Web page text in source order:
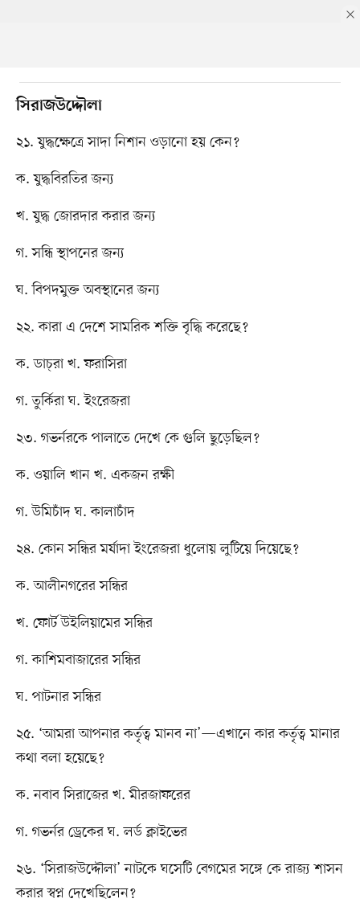
সিরাজউদ্দৌলা
২১. যুদ্ধক্ষেত্রে সাদা নিশান ওড়ানো হয় কেন?
ক. যুদ্ধবিরতির জন্য
খ. যুদ্ধ জোরদার করার জন্য
গ. সন্ধি স্থাপনের জন্য
ঘ. বিপদমুক্ত অবস্থানের জন্য
২২. কারা এ দেশে সামরিক শক্তি বৃদ্ধি করেছে?
ক. ডাচ্​রা খ. ফরাসিরা
গ. তুর্কিরা ঘ. ইংরেজরা
২৩. গভর্নরকে পালাতে দেখে কে গুলি ছুড়েছিল?
ক. ওয়ালি খান খ. একজন রক্ষী
গ. উমিচাঁদ ঘ. কালাচাঁদ
২৪. কোন সন্ধির মর্যাদা ইংরেজরা ধুলোয় লুটিয়ে দিয়েছে?
ক. আলীনগরের সন্ধির
খ. ফোর্ট উইলিয়ামের সন্ধির
গ. কাশিমবাজারের সন্ধির
ঘ. পাটনার সন্ধির
২৫. ‘আমরা আপনার কর্তৃত্ব মানব না’—এখানে কার কর্তৃত্ব মানার
কথা বলা হয়েছে?
ক. নবাব সিরাজের খ. মীরজাফরের
গ. গভর্নর ড্রেকের ঘ. লর্ড ক্লাইভের
২৬. ‘সিরাজউদ্দৌলা’ নাটকে ঘসেটি বেগমের সঙ্গে কে রাজ্য শাসন
করার স্বপ্ন দেখেছিলেন?